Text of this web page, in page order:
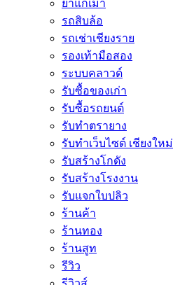
ยาแก้เมา
รถสิบล้อ
รถเช่าเชียงราย
รองเท้ามือสอง
ระบบคลาวด์
รับซื้อของเก่า
รับซื้อรถยนต์
รับทำตรายาง
รับทำเว็บไซต์ เชียงใหม่
รับสร้างโกดัง
รับสร้างโรงงาน
รับแจกใบปลิว
ร้านค้า
ร้านทอง
ร้านสูท
รีวิว